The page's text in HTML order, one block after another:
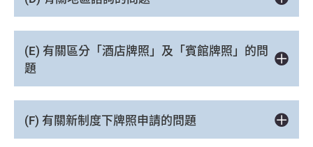
(E) 有關區分「酒店牌照」及「賓館牌照」的問
題
(F) 有關新制度下牌照申請的問題